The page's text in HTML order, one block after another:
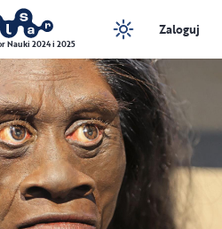
Nauki 2024 i 2025
Zaloguj